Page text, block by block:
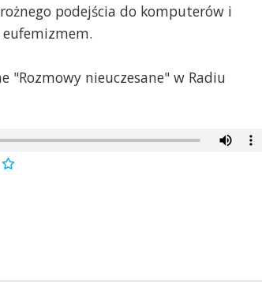
podejścia do komputerów i
"Rozmowy nieuczesane" w Radiu